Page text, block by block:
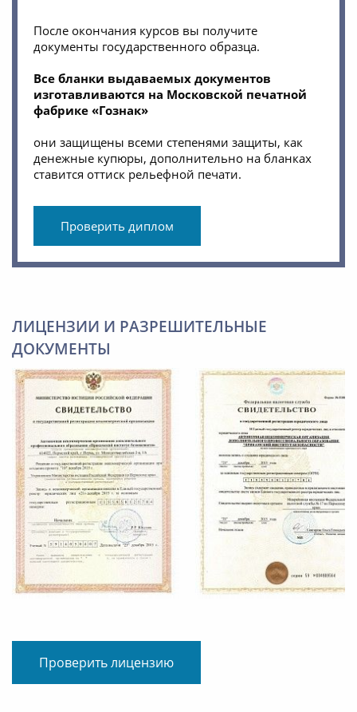
После окончания курсов вы получите
документы государственного образца.
Все бланки выдаваемых документов
изготавливаются на Московской печатной
фабрике «Гознак»
они защищены всеми степенями защиты, как
денежные купюры, дополнительно на бланках
ставится оттиск рельефной печати.
Проверить диплом
ЛИЦЕНЗИИ И РАЗРЕШИТЕЛЬНЫЕ
ДОКУМЕНТЫ
Проверить лицензию